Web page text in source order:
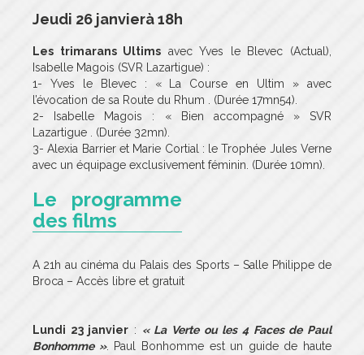
Jeudi 26 janvierà 18h
Les trimarans Ultims avec Yves le Blevec (Actual),
Isabelle Magois (SVR Lazartigue) :
1- Yves le Blevec : « La Course en Ultim » avec
l’évocation de sa Route du Rhum . (Durée 17mn54).
2- Isabelle Magois : « Bien accompagné » SVR
Lazartigue . (Durée 32mn).
3- Alexia Barrier et Marie Cortial : le Trophée Jules Verne
avec un équipage exclusivement féminin. (Durée 10mn).
Le programme
des films
A 21h au cinéma du Palais des Sports – Salle Philippe de
Broca – Accès libre et gratuit
Lundi 23 janvier : « La Verte ou les 4 Faces de Paul
Bonhomme ». Paul Bonhomme est un guide de haute